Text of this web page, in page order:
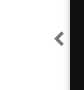
